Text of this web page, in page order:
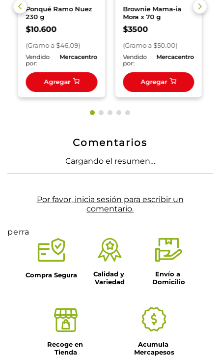
Ponqué Ramo Nuez
230 g
$10.600
(Gramoa $46.09)
Vendido
por:
Mercacentro
Agregar
Brownie Mama-ia
Mora x 70 g
$3500
(Gramoa $50.00)
Vendido
por:
Mercacentro
Agregar
Comentarios
Cargando el resumen…
Por favor, inicia sesión para escribir un
comentario.
perra
Compra Segura
Calidad y
Variedad
Envío a
Domicilio
Recoge en
Tienda
Acumula
Mercapesos